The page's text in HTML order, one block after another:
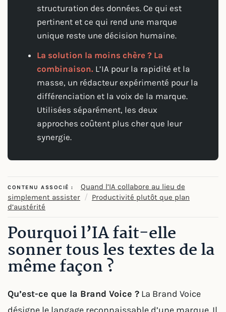
structuration des données. Ce qui est
pertinent et ce qui rend une marque
unique reste une décision humaine.
La solution la moins chère ? La
combinaison. L’IA pour la rapidité et la
masse, un rédacteur expérimenté pour la
différenciation et la voix de la marque.
Utilisées séparément, les deux
approches coûtent plus cher que leur
synergie.
CONTENU ASSOCIÉ :
Quand l’IA collabore au lieu de
simplement assister / Productivité plutôt que plan
d’austérité
Pourquoi l’IA fait-elle
sonner tous les textes de la
même façon ?
Qu’est-ce que la Brand Voice ? La Brand Voice